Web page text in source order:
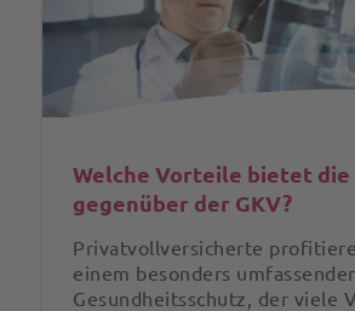
Welche Vorteile bietet die
gegenüber der GKV?
Privatvollversicherte
einem besonders
Gesundheitsschutz, der viele